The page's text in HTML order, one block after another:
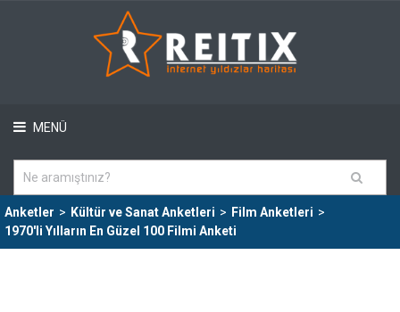
MENÜ
Anketler > Kültür ve Sanat Anketleri > Film Anketleri >
1970'li Yılların En Güzel 100 Filmi Anketi